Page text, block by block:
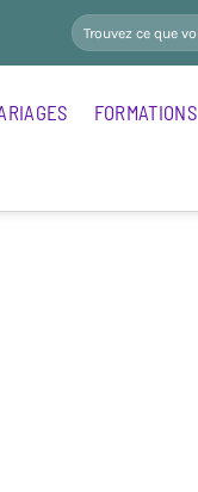
FORMATIONS